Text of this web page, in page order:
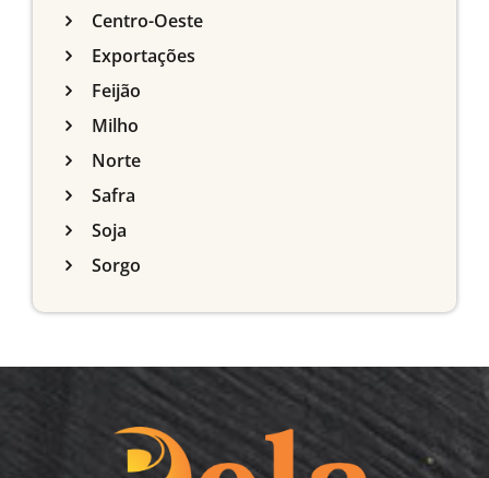
Centro-Oeste
Exportações
Feijão
Milho
Norte
Safra
Soja
Sorgo